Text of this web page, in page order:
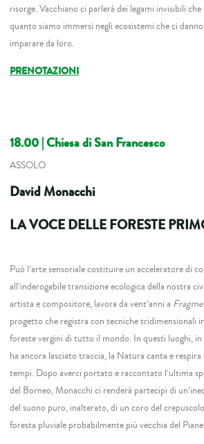
risorge. Vacchiano ci parlerà dei legami invisibili
quanto siamo immersi negli ecosistemi che ci
imparare da loro.
PRENOTAZIONI
18.00| Chiesa di San Francesco
ASSOLO
David Monacchi
LA VOCE DELLE FORESTE
Può l’arte sensoriale costituire un acceleratore di
all’inderogabile transizione ecologica della nostra
artista e compositore, lavora da vent’anni a
progetto che registra con tecniche tridimensionali
foreste vergini di tutto il mondo. In questi luoghi, in
ha ancora lasciato traccia, la Natura canta e
tempi. Dopo averci portato e raccontato l’ultima
del Borneo, Monacchi ci renderà partecipi di
del suono puro, inalterato, di un coro del
foresta pluviale probabilmente più vecchia del